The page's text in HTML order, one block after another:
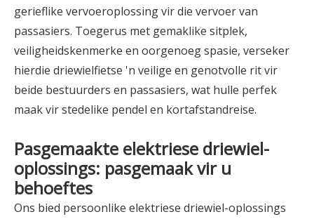
gerieflike vervoeroplossing vir die vervoer van
passasiers. Toegerus met gemaklike sitplek,
veiligheidskenmerke en oorgenoeg spasie, verseker
hierdie driewielfietse 'n veilige en genotvolle rit vir
beide bestuurders en passasiers, wat hulle perfek
maak vir stedelike pendel en kortafstandreise.
Pasgemaakte elektriese driewiel-
oplossings: pasgemaak vir u
behoeftes
Ons bied persoonlike elektriese driewiel-oplossings